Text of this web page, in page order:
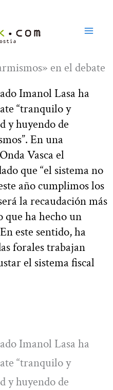
en el debate
Imanol Lasa ha
“tranquilo y
y huyendo de
En una
Vasca el
que “el sistema no
año cumplimos los
la recaudación más
que ha hecho un
este sentido, ha
forales trabajan
el sistema fiscal
Imanol Lasa ha
“tranquilo y
y huyendo de